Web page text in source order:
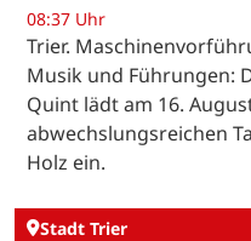
08:37 Uhr
Trier.
Musik und Führungen:
Quint lädt am 16.
abwechslungsreichen
Holz ein.
Stadt Trier